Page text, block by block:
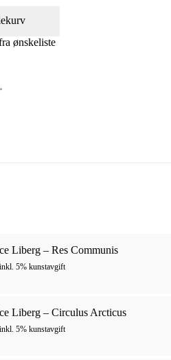
ønskeliste
Liberg – Res Communis
inkl. 5% kunstavgift
Liberg – Circulus Arcticus
inkl. 5% kunstavgift